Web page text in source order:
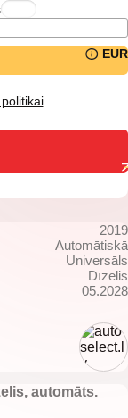
EUR
.
2019
Automātiskā
Universāls
Dīzelis
05.2028
automāts.